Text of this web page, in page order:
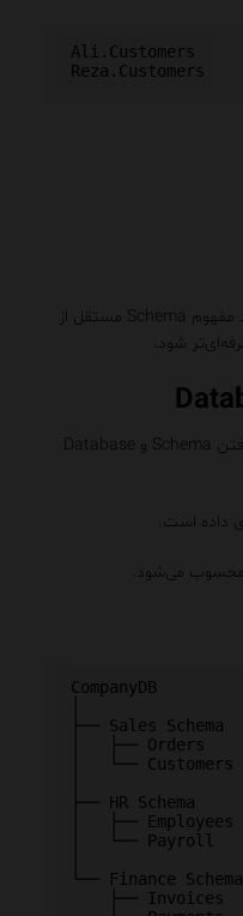
Ali.Customers
مایکروسافت از SQL Server ۲۰۰۵ به بعد مفهوم Schema مستقل از
یکی از اشتباهات رایج، یکسان در نظر گرفتن Schema و Database
CompanyDB
├── Sales Schema
│   ├── Orders
│   └── Customers
├── HR Schema
│   ├── Employees
│   └── Payroll
└── Finance Schema